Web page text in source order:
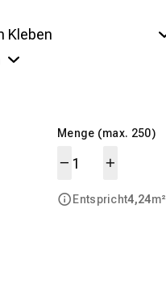
Menge (max. 250)
Entspricht4,24m²